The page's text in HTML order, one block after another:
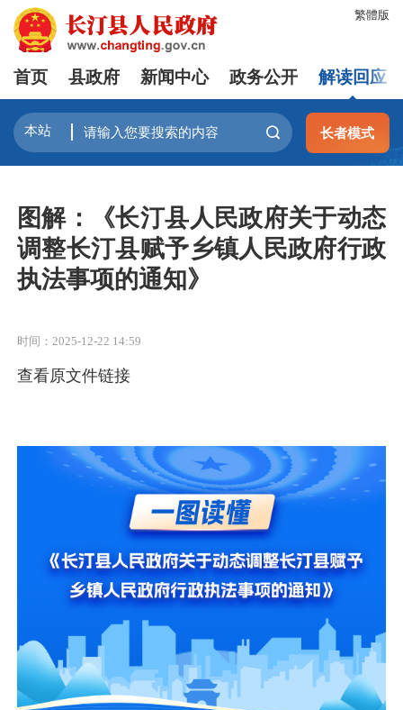
繁體版
首页 县政府 新闻中心 政务公开 解读回应
长者模式
图解：《长汀县人民政府关于动态
调整长汀县赋予乡镇人民政府行政
执法事项的通知》
时间：2025-12-22 14:59
查看原文件链接